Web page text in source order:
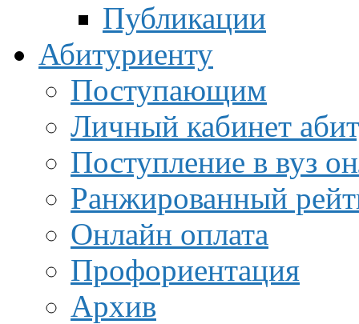
Публикации
Абитуриенту
Поступающим
Личный кабинет
Поступление в вуз
Ранжированный
Онлайн оплата
Профориентация
Архив